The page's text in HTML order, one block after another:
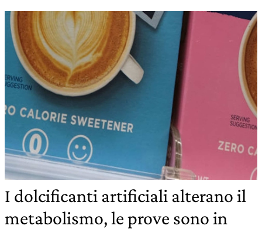
I dolcificanti artificiali alterano il
metabolismo, le prove sono in